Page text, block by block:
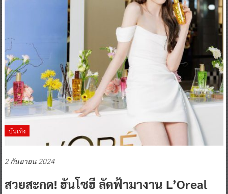
บันเทิง
2 กันยายน 2024
สวยสะกด! ฮันโซฮี ลัดฟ้ามางาน L’Oreal